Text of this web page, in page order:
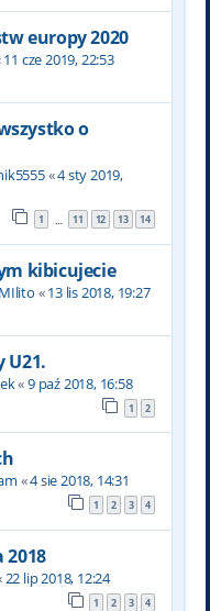
europy 2020
11 cze 2019, 22:53
o
«4 sty 2019,
1 … 11 12 13 14
kibicujecie
«13 lis 2018, 19:27
U21.
«9 paź 2018, 16:58
1 2
«4 sie 2018, 14:31
1 2 3 4
22 lip 2018, 12:24
1 2 3 4